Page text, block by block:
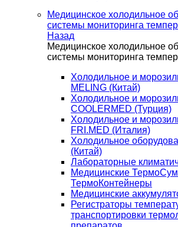
Медицинское холодильное
системы мониторинга
Назад
Медицинское холодильное
системы мониторинга
Холодильное и
MELING (Китай)
Холодильное и
COOLERMED (Турция)
Холодильное и
FRI.MED (Италия)
Холодильное
(Китай)
Лабораторные
Медицинские
ТермоКонтейнеры
Медицинские
Регистраторы
транспортировки